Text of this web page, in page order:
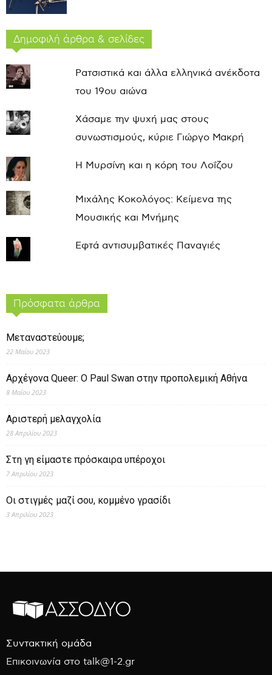
Δημοφιλή άρθρα & σελίδες
Ρατσιστικά και άλλα ελληνικά ανέκδοτα
του 19ου αιώνα
Χάσαμε την ψυχή μας στους
συνωστισμούς, κύριε Γιώργο Μακρή
Η Μυρσίνη και η κόρη του Λοΐζου
Μιχάλης Κοκολόγος: Κείμενα της
Μουσικής και Μνήμης
Εφτά αντισυμβατικές Παναγιές
Πρόσφατα άρθρα
Μεταναστεύουμε;
22 Μαΐου 2023
Αρχέγονα Queer: O Paul Swan στην προπολεμική Αθήνα
8 Μαΐου 2023
Αριστερή μελαγχολία
28 Απριλίου 2023
Στη γη είμαστε πρόσκαιρα υπέροχοι
7 Απριλίου 2023
Οι στιγμές μαζί σου, κομμένο γρασίδι
3 Απριλίου 2023
Συντακτική ομάδα
Επικοινωνία στο talk@1-2.gr